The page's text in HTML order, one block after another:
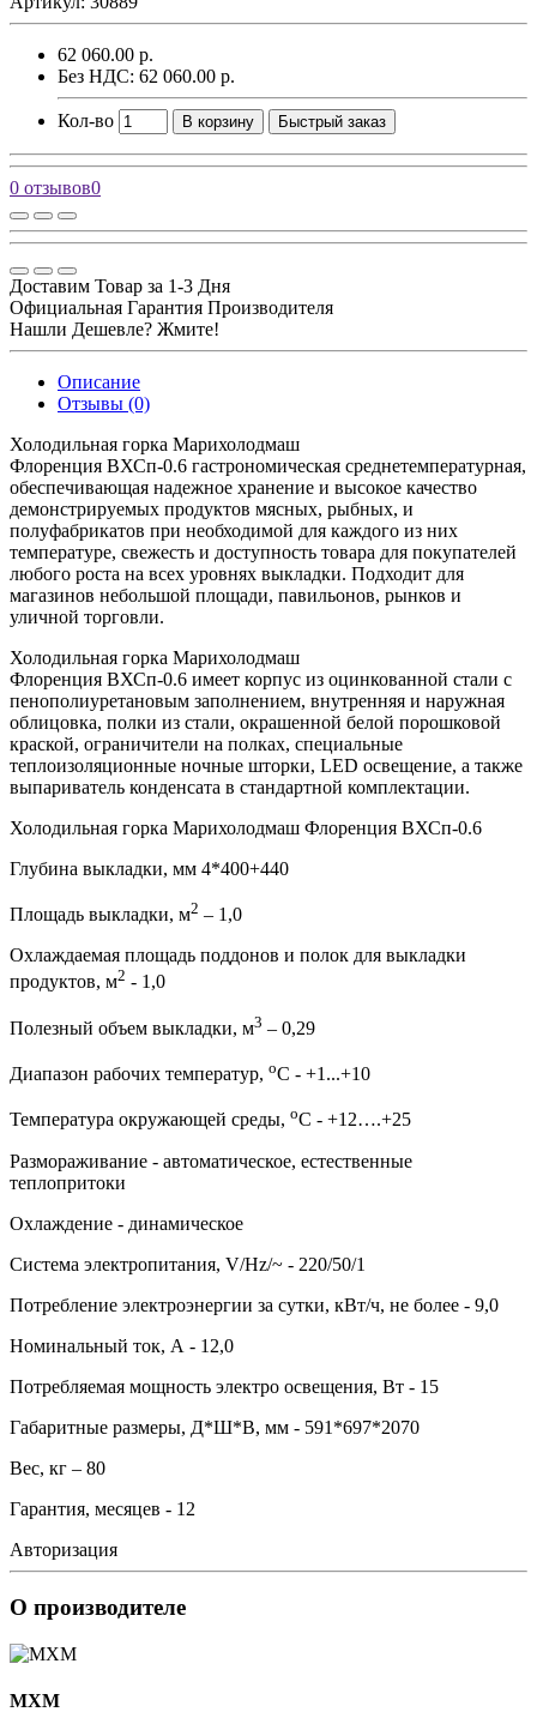
62 060.00 р.
Без НДС: 62 060.00 р.
Кол-во В корзину Быстрый заказ
0 отзывов0
Доставим Товар за 1-3 Дня
Официальная Гарантия Производителя
Нашли Дешевле? Жмите!
Описание
Отзывы (0)
Холодильная горка Марихолодмаш
Флоренция ВХСп-0.6 гастрономическая среднетемпературная,
обеспечивающая надежное хранение и высокое качество
демонстрируемых продуктов мясных, рыбных, и
полуфабрикатов при необходимой для каждого из них
температуре, свежесть и доступность товара для покупателей
любого роста на всех уровнях выкладки. Подходит для
магазинов небольшой площади, павильонов, рынков и
уличной торговли.
Холодильная горка Марихолодмаш
Флоренция ВХСп-0.6 имеет корпус из оцинкованной стали с
пенополиуретановым заполнением, внутренняя и наружная
облицовка, полки из стали, окрашенной белой порошковой
краской, ограничители на полках, специальные
теплоизоляционные ночные шторки, LED освещение, а также
выпариватель конденсата в стандартной комплектации.
Холодильная горка Марихолодмаш Флоренция ВХСп-0.6
Глубина выкладки, мм 4*400+440
Площадь выкладки, м2 – 1,0
Охлаждаемая площадь поддонов и полок для выкладки
продуктов, м2 - 1,0
Полезный объем выкладки, м3 – 0,29
Диапазон рабочих температур, оC - +1...+10
Температура окружающей среды, оС - +12….+25
Размораживание - автоматическое, естественные
теплопритоки
Охлаждение - динамическое
Система электропитания, V/Hz/~ - 220/50/1
Потребление электроэнергии за сутки, кВт/ч, не более - 9,0
Номинальный ток, А - 12,0
Потребляемая мощность электро освещения, Вт - 15
Габаритные размеры, Д*Ш*В, мм - 591*697*2070
Вес, кг – 80
Гарантия, месяцев - 12
Авторизация
О производителе
MXM